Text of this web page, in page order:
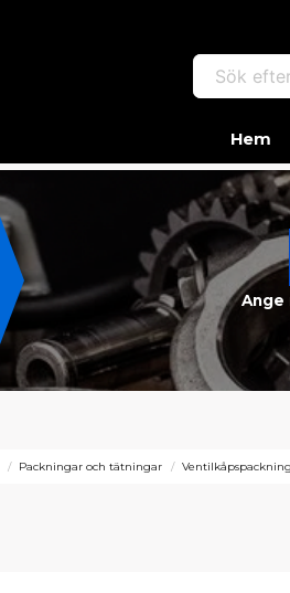
Sök efter
Hem
Packningar och tätningar